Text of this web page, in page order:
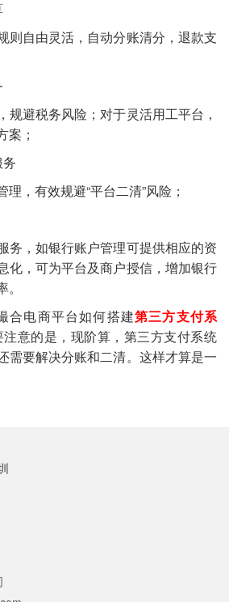
则自由灵活，自动分账清分，退款支
规避税务风险；对于灵活用工平台，
案；
，有效规避“平台二清”风险；
务，如银行账户管理可提供相应的资
化，可为平台及商户授信，增加银行
合电商平台如何搭建第三方支付系
注意的是，现阶算，第三方支付系统
需要解决分账和二清。这样才算是一